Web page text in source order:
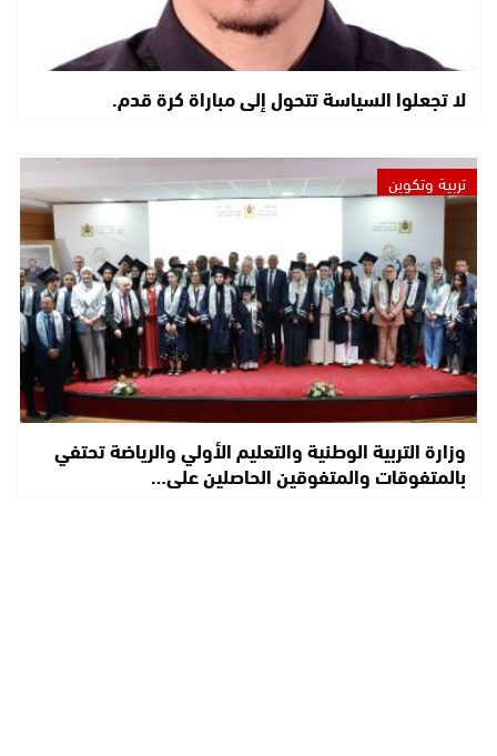
لا تجعلوا السياسة تتحول إلى مباراة كرة قدم.
تربية وتكوين
وزارة التربية الوطنية والتعليم الأولي والرياضة تحتفي
بالمتفوقات والمتفوقين الحاصلين على…